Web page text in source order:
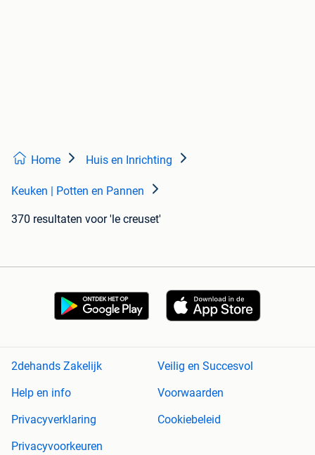
Home Huis en Inrichting
Keuken | Potten en Pannen
370 resultaten voor 'le creuset'
2dehands Zakelijk
Veilig en Succesvol
Help en info
Voorwaarden
Privacyverklaring
Cookiebeleid
Privacyvoorkeuren